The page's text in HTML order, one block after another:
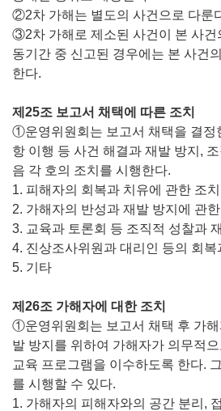
②2차 가해는 별도의 사건으로 다룬
③2차 가해로 제소된 사건이 본 사건
동기간 중 신고된 경우에는 본 사건
한다.
제25조 보고서 채택에 따른 조치
①운영위원회는 보고서 채택을 결정
항 이행 등 사건 해결과 재발 방지,
음 각 호의 조치를 시행한다.
1. 피해자의 회복과 치유에 관한 조치
2. 가해자의 반성과 재발 방지에 관한
3. 교육과 토론회 등 조직적 성찰과
4. 진상조사위원과 대리인 등의 회복
5. 기타
제26조 가해자에 대한 조치
①운영위원회는 보고서 채택 후 가해
발 방지를 위하여 가해자가 의무적
교육 프로그램을 이수하도록 한다.
를 시행할 수 있다.
1. 가해자의 피해자와의 공간 분리,